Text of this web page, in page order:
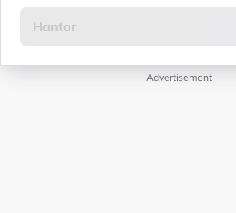
Advertisement